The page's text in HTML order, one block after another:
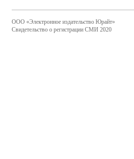
ООО «Электронное издательство Юрайт»
Свидетельство о регистрации СМИ 2020